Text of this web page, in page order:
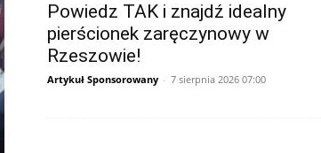
Powiedz TAK i znajdź idealny
pierścionek zaręczynowy w
Rzeszowie!
Artykuł Sponsorowany - 7 sierpnia 2026 07:00